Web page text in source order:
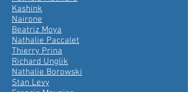
Kashink
Nairone
Beatriz Moya
Nathalie Paccalet
Thierry Prina
Richard Unglik
Nathalie Borowski
Stan Levy